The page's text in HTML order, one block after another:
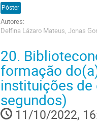
Póster
Autores:
Delfina Lázaro Mateus, Jonas
to
contribution
page
20.
formação
instituições de
segundos)
11/10/2022,